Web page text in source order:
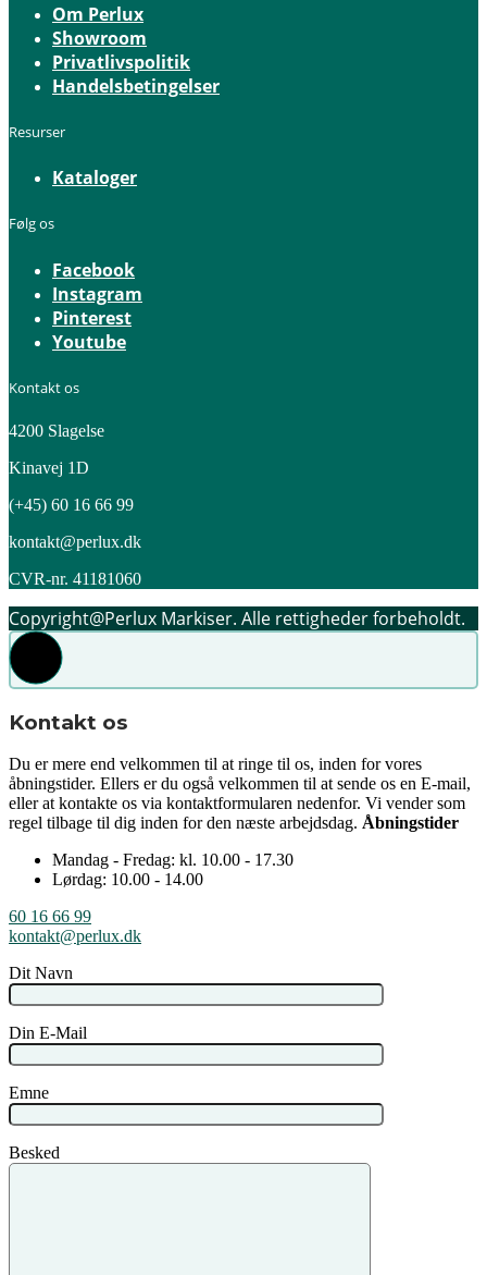
Om Perlux
Showroom
Privatlivspolitik
Handelsbetingelser
Resurser
Kataloger
Følg os
Facebook
Instagram
Pinterest
Youtube
Kontakt os
4200 Slagelse
Kinavej 1D
(+45) 60 16 66 99
kontakt@perlux.dk
CVR-nr. 41181060
Copyright@Perlux Markiser. Alle rettigheder forbeholdt.
Kontakt os
Du er mere end velkommen til at ringe til os, inden for vores
åbningstider. Ellers er du også velkommen til at sende os en E-mail,
eller at kontakte os via kontaktformularen nedenfor. Vi vender som
regel tilbage til dig inden for den næste arbejdsdag. Åbningstider
Mandag - Fredag: kl. 10.00 - 17.30
Lørdag: 10.00 - 14.00
60 16 66 99
kontakt@perlux.dk
Dit Navn
Din E-Mail
Emne
Besked